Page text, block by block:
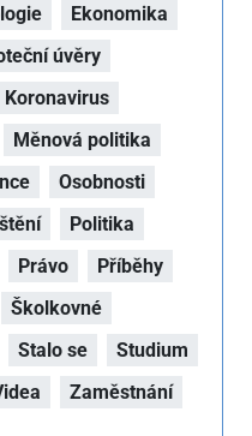
Ekonomika
úvěry
Koronavirus
Měnová politika
Osobnosti
Politika
Právo
Příběhy
Školkovné
Stalo se
Studium
Zaměstnání